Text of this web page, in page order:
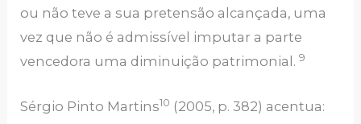
ou não teve a sua pretensão alcançada, uma
vez que não é admissível imputar a parte
vencedora uma diminuição patrimonial.9
Sérgio Pinto Martins10 (2005, p. 382) acentua: